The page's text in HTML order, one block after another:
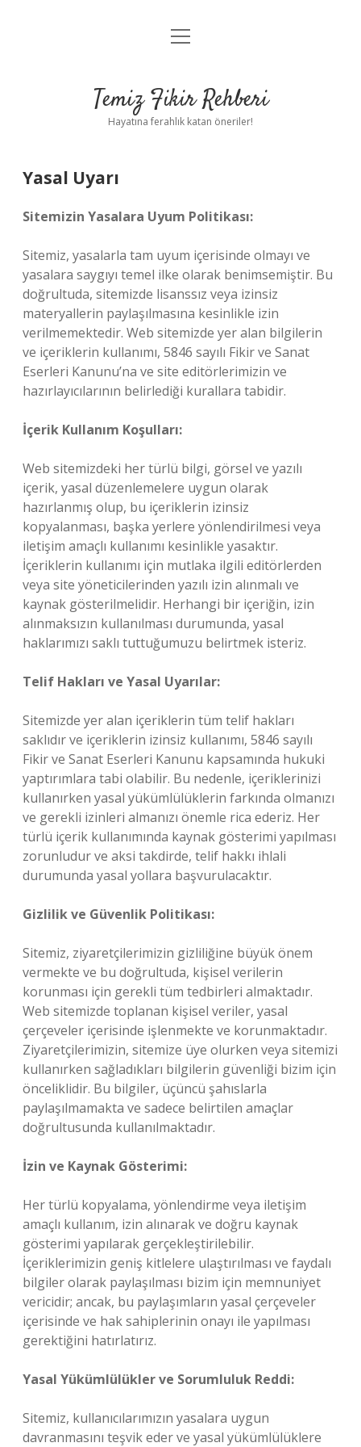
Anasayfa
Yasal Uyarı
menüyü
Temiz Fikir Rehberi
Hayatına ferahlık katan öneriler!
Yasal Uyarı
Sitemizin Yasalara Uyum Politikası:
Sitemiz, yasalarla tam uyum içerisinde olmayı ve
yasalara saygıyı temel ilke olarak benimsemiştir. Bu
doğrultuda, sitemizde lisanssız veya izinsiz
materyallerin paylaşılmasına kesinlikle izin
verilmemektedir. Web sitemizde yer alan bilgilerin
ve içeriklerin kullanımı, 5846 sayılı Fikir ve Sanat
Eserleri Kanunu’na ve site editörlerimizin ve
hazırlayıcılarının belirlediği kurallara tabidir.
İçerik Kullanım Koşulları:
Web sitemizdeki her türlü bilgi, görsel ve yazılı
içerik, yasal düzenlemelere uygun olarak
hazırlanmış olup, bu içeriklerin izinsiz
kopyalanması, başka yerlere yönlendirilmesi veya
iletişim amaçlı kullanımı kesinlikle yasaktır.
İçeriklerin kullanımı için mutlaka ilgili editörlerden
veya site yöneticilerinden yazılı izin alınmalı ve
kaynak gösterilmelidir. Herhangi bir içeriğin, izin
alınmaksızın kullanılması durumunda, yasal
haklarımızı saklı tuttuğumuzu belirtmek isteriz.
Telif Hakları ve Yasal Uyarılar:
Sitemizde yer alan içeriklerin tüm telif hakları
saklıdır ve içeriklerin izinsiz kullanımı, 5846 sayılı
Fikir ve Sanat Eserleri Kanunu kapsamında hukuki
yaptırımlara tabi olabilir. Bu nedenle, içeriklerinizi
kullanırken yasal yükümlülüklerin farkında olmanızı
ve gerekli izinleri almanızı önemle rica ederiz. Her
türlü içerik kullanımında kaynak gösterimi yapılması
zorunludur ve aksi takdirde, telif hakkı ihlali
durumunda yasal yollara başvurulacaktır.
Gizlilik ve Güvenlik Politikası:
Sitemiz, ziyaretçilerimizin gizliliğine büyük önem
vermekte ve bu doğrultuda, kişisel verilerin
korunması için gerekli tüm tedbirleri almaktadır.
Web sitemizde toplanan kişisel veriler, yasal
çerçeveler içerisinde işlenmekte ve korunmaktadır.
Ziyaretçilerimizin, sitemize üye olurken veya sitemizi
kullanırken sağladıkları bilgilerin güvenliği bizim için
önceliklidir. Bu bilgiler, üçüncü şahıslarla
paylaşılmamakta ve sadece belirtilen amaçlar
doğrultusunda kullanılmaktadır.
İzin ve Kaynak Gösterimi:
Her türlü kopyalama, yönlendirme veya iletişim
amaçlı kullanım, izin alınarak ve doğru kaynak
gösterimi yapılarak gerçekleştirilebilir.
İçeriklerimizin geniş kitlelere ulaştırılması ve faydalı
bilgiler olarak paylaşılması bizim için memnuniyet
vericidir; ancak, bu paylaşımların yasal çerçeveler
içerisinde ve hak sahiplerinin onayı ile yapılması
gerektiğini hatırlatırız.
Yasal Yükümlülükler ve Sorumluluk Reddi:
Sitemiz, kullanıcılarımızın yasalara uygun
davranmasını teşvik eder ve yasal yükümlülüklere